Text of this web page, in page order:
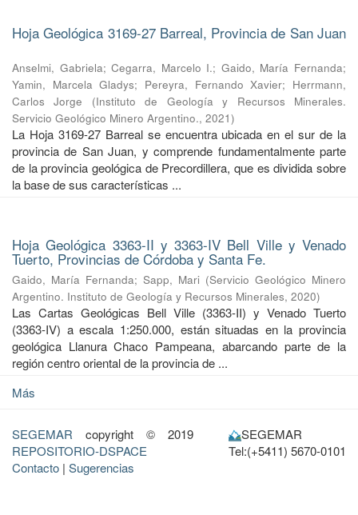
Hoja Geológica 3169-27 Barreal, Provincia de San Juan
Anselmi, Gabriela;Cegarra, Marcelo I.; Gaido, María Fernanda;
Yamin, Marcela Gladys; Pereyra, Fernando Xavier; Herrmann,
Carlos Jorge
(Instituto de Geología y Recursos Minerales.
Servicio Geológico Minero Argentino., 2021)
La Hoja 3169-27 Barreal se encuentra ubicada en el sur de la
provincia de San Juan, y comprende fundamentalmente parte
de la provincia geológica de Precordillera, que es dividida sobre
la base de sus características ...
Hoja Geológica 3363-II y 3363-IV Bell Ville y Venado
Tuerto, Provincias de Córdoba y Santa Fe.
Gaido, María Fernanda; Sapp, Mari (Servicio Geológico Minero
Argentino. Instituto de Geología y Recursos Minerales, 2020)
Las Cartas Geológicas Bell Ville (3363-II) y Venado Tuerto
(3363-IV) a escala 1:250.000, están situadas en la provincia
geológica Llanura Chaco Pampeana, abarcando parte de la
región centro oriental de la provincia de ...
Más
SEGEMAR copyright © 2019
REPOSITORIO-DSPACE
Contacto | Sugerencias
SEGEMAR
Tel:(+5411) 5670-0101